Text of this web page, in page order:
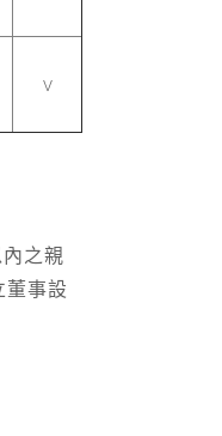
V
之親
董事設